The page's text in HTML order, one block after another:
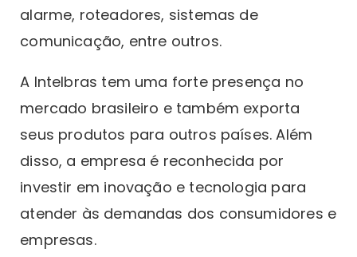
alarme, roteadores, sistemas de
comunicação, entre outros.
A Intelbras tem uma forte presença no
mercado brasileiro e também exporta
seus produtos para outros países. Além
disso, a empresa é reconhecida por
investir em inovação e tecnologia para
atender às demandas dos consumidores e
empresas.